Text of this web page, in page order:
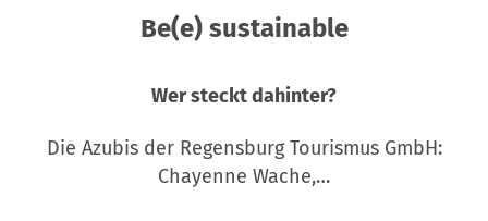
Be(e) sustainable
Wer steckt dahinter?
Die Azubis der Regensburg Tourismus GmbH:
Chayenne Wache,…